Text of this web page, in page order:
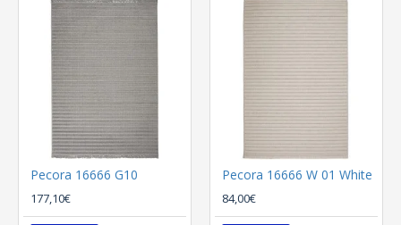
Pecora 16666 G10
177,10€
Pecora 16666 W 01 White
84,00€